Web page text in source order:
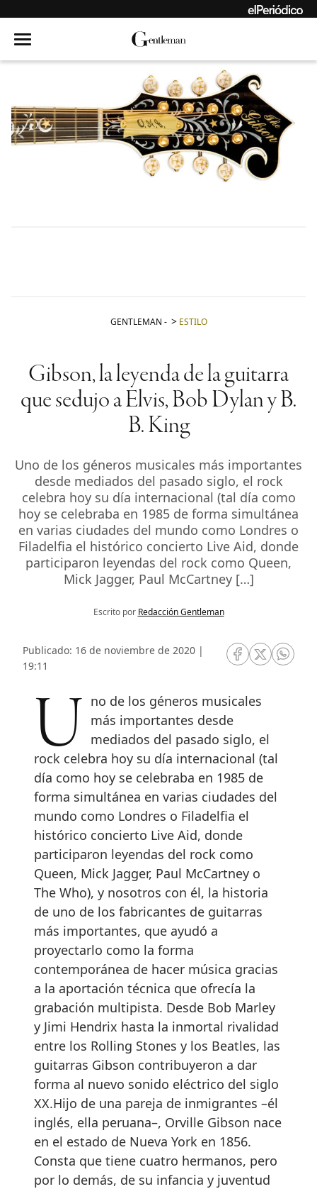
GENTLEMAN - ESTILO
Gibson, la leyenda de la guitarra
que sedujo a Elvis, Bob Dylan y B.
B. King
Uno de los géneros musicales más importantes
desde mediados del pasado siglo, el rock
celebra hoy su día internacional (tal día como
hoy se celebraba en 1985 de forma simultánea
en varias ciudades del mundo como Londres o
Filadelfia el histórico concierto Live Aid, donde
participaron leyendas del rock como Queen,
Mick Jagger, Paul McCartney […]
Escrito por Redacción Gentleman
Publicado: 16 de noviembre de 2020 |
19:11
RRSS Facebook
RRSSRRSS
Uno de los géneros musicales
más importantes desde
mediados del pasado siglo, el
rock celebra hoy su día internacional (tal
día como hoy se celebraba en 1985 de
forma simultánea en varias ciudades del
mundo como Londres o Filadelfia el
histórico concierto Live Aid, donde
participaron leyendas del rock como
Queen, Mick Jagger, Paul McCartney o
The Who), y nosotros con él, la historia
de uno de los fabricantes de guitarras
más importantes, que ayudó a
proyectarlo como la forma
contemporánea de hacer música gracias
a la aportación técnica que ofrecía la
grabación multipista. Desde Bob Marley
y Jimi Hendrix hasta la inmortal rivalidad
entre los Rolling Stones y los Beatles, las
guitarras Gibson contribuyeron a dar
forma al nuevo sonido eléctrico del siglo
XX.Hijo de una pareja de inmigrantes –él
inglés, ella peruana–, Orville Gibson nace
en el estado de Nueva York en 1856.
Consta que tiene cuatro hermanos, pero
por lo demás, de su infancia y juventud